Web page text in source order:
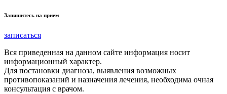
Запишитесь на прием
записаться
Вся приведенная на данном сайте информация носит
информационный характер.
Для постановки диагноза, выявления возможных
противопоказаний и назначения лечения, необходима очная
консультация с врачом.